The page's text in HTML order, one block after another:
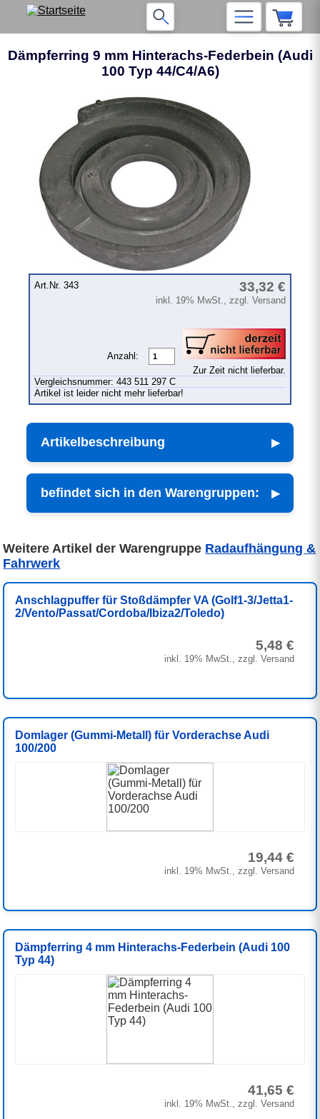
Dämpferring 9 mm Hinterachs-Federbein (Audi
100 Typ 44/C4/A6)
Art.Nr. 343 33,32 €
inkl. 19% MwSt., zzgl. Versand
Anzahl:
Zur Zeit nicht lieferbar.
Vergleichsnummer: 443 511 297 C
Artikel ist leider nicht mehr lieferbar!
Artikelbeschreibung
befindet sich in den Warengruppen:
Weitere Artikel der Warengruppe Radaufhängung &
Fahrwerk
Anschlagpuffer für Stoßdämpfer VA (Golf1-3/Jetta1-
2/Vento/Passat/Cordoba/Ibiza2/Toledo)
5,48 €
inkl. 19% MwSt., zzgl. Versand
Domlager (Gummi-Metall) für Vorderachse Audi
100/200
19,44 €
inkl. 19% MwSt., zzgl. Versand
Dämpferring 4 mm Hinterachs-Federbein (Audi 100
Typ 44)
41,65 €
inkl. 19% MwSt., zzgl. Versand